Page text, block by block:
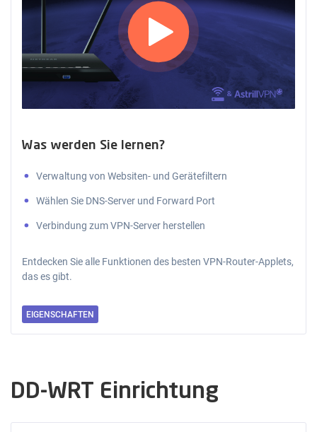
Was werden Sie lernen?
Verwaltung von Websiten- und Gerätefiltern
Wählen Sie DNS-Server und Forward Port
Verbindung zum VPN-Server herstellen
Entdecken Sie alle Funktionen des besten VPN-Router-Applets,
das es gibt.
EIGENSCHAFTEN
DD-WRT Einrichtung